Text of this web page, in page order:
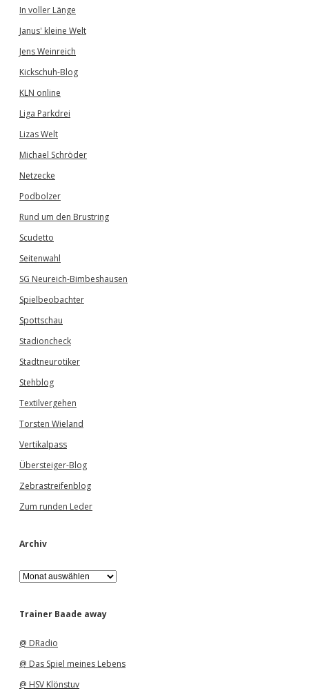
In voller Länge
Janus' kleine Welt
Jens Weinreich
Kickschuh-Blog
KLN online
Liga Parkdrei
Lizas Welt
Michael Schröder
Netzecke
Podbolzer
Rund um den Brustring
Scudetto
Seitenwahl
SG Neureich-Bimbeshausen
Spielbeobachter
Spottschau
Stadioncheck
Stadtneurotiker
Stehblog
Textilvergehen
Torsten Wieland
Vertikalpass
Übersteiger-Blog
Zebrastreifenblog
Zum runden Leder
Archiv
A
r
h
Trainer Baade away
@ DRadio
@ Das Spiel meines Lebens
@ HSV Klönstuv